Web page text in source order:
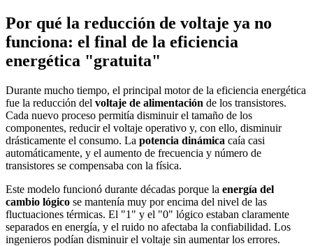
Por qué la reducción de voltaje ya no
funciona: el final de la eficiencia
energética "gratuita"
Durante mucho tiempo, el principal motor de la eficiencia energética
fue la reducción del voltaje de alimentación de los transistores.
Cada nuevo proceso permitía disminuir el tamaño de los
componentes, reducir el voltaje operativo y, con ello, disminuir
drásticamente el consumo. La potencia dinámica caía casi
automáticamente, y el aumento de frecuencia y número de
transistores se compensaba con la física.
Este modelo funcionó durante décadas porque la energía del
cambio lógico se mantenía muy por encima del nivel de las
fluctuaciones térmicas. El "1" y el "0" lógico estaban claramente
separados en energía, y el ruido no afectaba la confiabilidad. Los
ingenieros podían disminuir el voltaje sin aumentar los errores.